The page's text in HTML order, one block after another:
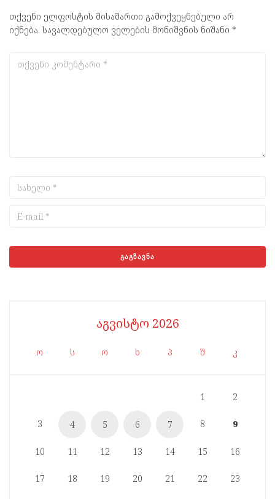
თქვენი ელფოსტის მისამართი გამოქვეყნებული არ
იქნება. სავალდებულო ველების მონიშვნის ნიშანი *
აგვისტო 2026
ო ს ო ხ პ შ კ
1 2
3 4 5 6 7 8 9
10 11 12 13 14 15 16
17 18 19 20 21 22 23